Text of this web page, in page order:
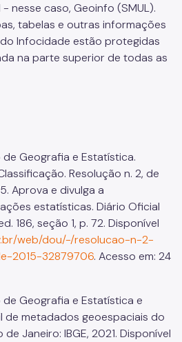
nesse caso, Geoinfo (SMUL).
tabelas e outras informações
Infocidade estão protegidas
na parte superior de todas as
de Geografia e Estatística.
Resolução n. 2, de
Aprova e divulga a
estatísticas. Diário Oficial
186, seção 1, p. 72. Disponível
web/dou/-/resolucao-n-2-
2015-32879706. Acesso em: 24
de Geografia e Estatística e
de metadados geoespaciais do
de Janeiro: IBGE, 2021. Disponível